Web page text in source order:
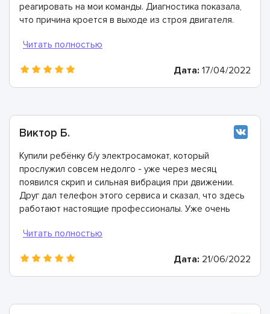
реагировать на мои команды. Диагностика показала,
что причина кроется в выходе из строя двигателя.
Огромная вам благодарность справились невероятно
Дата: 17/04/2022
Виктор Б.
Купили ребёнку б/у электросамокат, который
прослужил совсем недолго - уже через месяц
появился скрип и сильная вибрация при движении.
Друг дал телефон этого сервиса и сказал, что здесь
работают настоящие профессионалы. Уже очень
диагностику и рассказали, что необходимо заменить
смазкой. Все было выполнено всего за пару часов,
всем рекомендую ASC сервис!
Дата: 21/06/2022